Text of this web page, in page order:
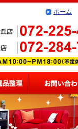
ホーム